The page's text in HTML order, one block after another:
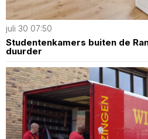
juli 30 07:50
Studentenkamers buiten de
duurder